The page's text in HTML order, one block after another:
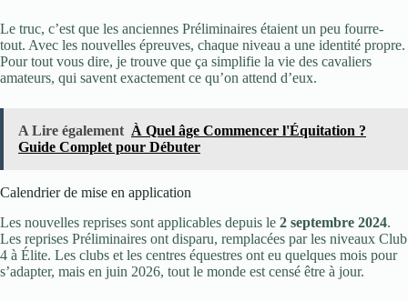
Le truc, c’est que les anciennes Préliminaires étaient un peu fourre-
tout. Avec les nouvelles épreuves, chaque niveau a une identité propre.
Pour tout vous dire, je trouve que ça simplifie la vie des cavaliers
amateurs, qui savent exactement ce qu’on attend d’eux.
A Lire également À Quel âge Commencer l'Équitation ?
Guide Complet pour Débuter
Calendrier de mise en application
Les nouvelles reprises sont applicables depuis le 2 septembre 2024.
Les reprises Préliminaires ont disparu, remplacées par les niveaux Club
4 à Élite. Les clubs et les centres équestres ont eu quelques mois pour
s’adapter, mais en juin 2026, tout le monde est censé être à jour.